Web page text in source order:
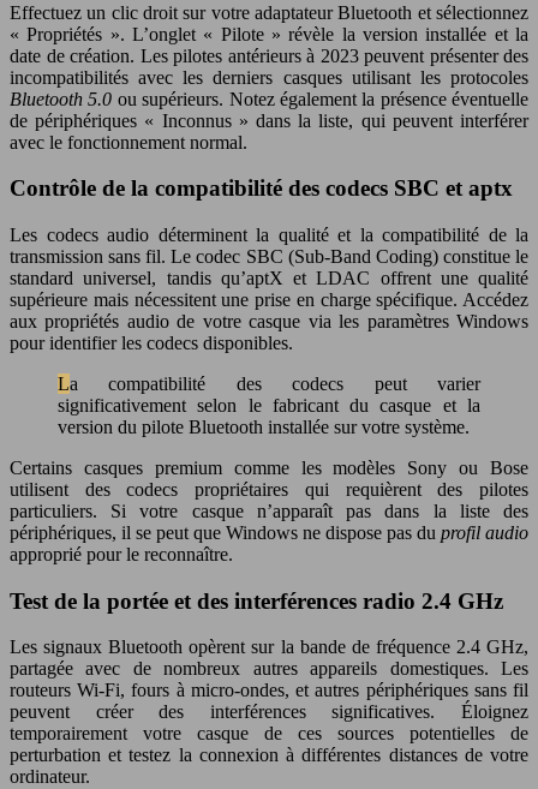
Effectuez un clic droit sur votre adaptateur Bluetooth et sélectionnez
« Propriétés ». L’onglet « Pilote » révèle la version installée et la
date de création. Les pilotes antérieurs à 2023 peuvent présenter des
incompatibilités avec les derniers casques utilisant les protocoles
Bluetooth 5.0 ou supérieurs. Notez également la présence éventuelle
de périphériques « Inconnus » dans la liste, qui peuvent interférer
avec le fonctionnement normal.
Contrôle de la compatibilité des codecs SBC et aptx
Les codecs audio déterminent la qualité et la compatibilité de la
transmission sans fil. Le codec SBC (Sub-Band Coding) constitue le
standard universel, tandis qu’aptX et LDAC offrent une qualité
supérieure mais nécessitent une prise en charge spécifique. Accédez
aux propriétés audio de votre casque via les paramètres Windows
pour identifier les codecs disponibles.
La compatibilité des codecs peut varier
significativement selon le fabricant du casque et la
version du pilote Bluetooth installée sur votre système.
Certains casques premium comme les modèles Sony ou Bose
utilisent des codecs propriétaires qui requièrent des pilotes
particuliers. Si votre casque n’apparaît pas dans la liste des
périphériques, il se peut que Windows ne dispose pas du profil audio
approprié pour le reconnaître.
Test de la portée et des interférences radio 2.4 GHz
Les signaux Bluetooth opèrent sur la bande de fréquence 2.4 GHz,
partagée avec de nombreux autres appareils domestiques. Les
routeurs Wi-Fi, fours à micro-ondes, et autres périphériques sans fil
peuvent créer des interférences significatives. Éloignez
temporairement votre casque de ces sources potentielles de
perturbation et testez la connexion à différentes distances de votre
ordinateur.